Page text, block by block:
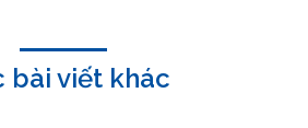
bài viết khác